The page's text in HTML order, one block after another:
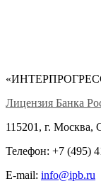
Лицензия Банка
115201, г. Москва,
Телефон: +7 (495)
E-mail: info@ipb.ru